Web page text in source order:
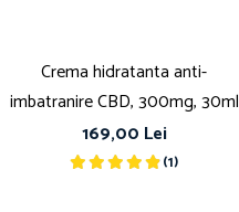
Crema hidratanta anti-
imbatranire CBD, 300mg, 30ml
169,00 Lei
(1)